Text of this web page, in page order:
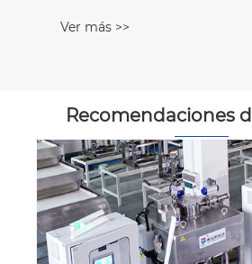
Ver más >>
Recomendaciones